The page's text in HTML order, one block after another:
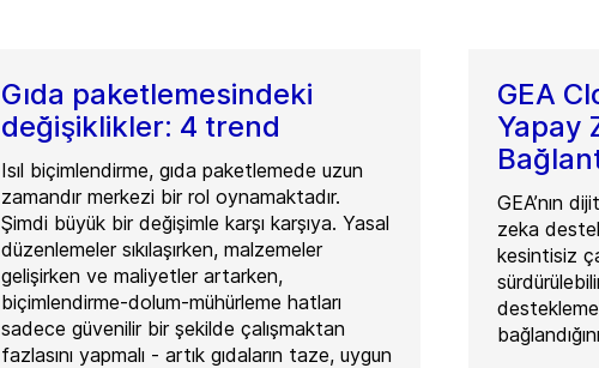
Gıda paketlemesindeki
değişiklikler: 4 trend
Isıl biçimlendirme, gıda paketlemede uzun
zamandır merkezi bir rol oynamaktadır.
Şimdi büyük bir değişimle karşı karşıya. Yasal
düzenlemeler sıkılaşırken, malzemeler
gelişirken ve maliyetler artarken,
biçimlendirme-dolum-mühürleme hatları
sadece güvenilir bir şekilde çalışmaktan
fazlasını yapmalı - artık gıdaların taze, uygun
GEA
Yapay
GEA’nın
zeka
kesintisiz